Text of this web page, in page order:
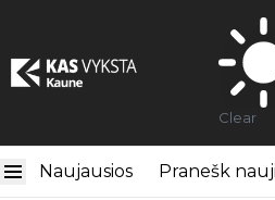
Clear
Naujausios Pranešk